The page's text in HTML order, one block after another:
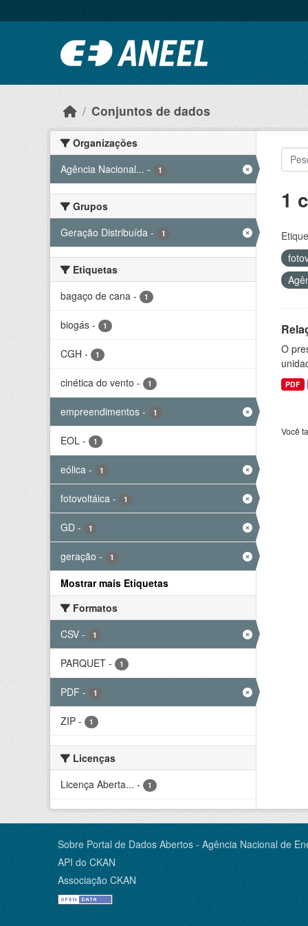
Conjuntos de dados
Organizações
Agência Nacional... - 1
Grupos
Geração Distribuída - 1
Etiquetas
bagaço de cana - 1
biogás - 1
CGH - 1
cinética do vento - 1
empreendimentos - 1
EOL - 1
eólica - 1
fotovoltáica - 1
GD - 1
geração - 1
Mostrar mais Etiquetas
Formatos
CSV - 1
PARQUET - 1
PDF - 1
ZIP - 1
Licenças
Licença Aberta... - 1
1
O
PDF
Você
Sobre Portal de Dados Abertos - Agência Nacional de
API do CKAN
Associação CKAN